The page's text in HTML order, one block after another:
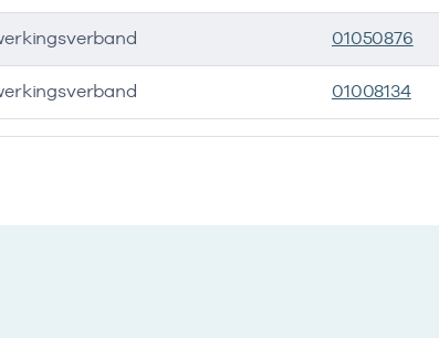
01050876
01008134